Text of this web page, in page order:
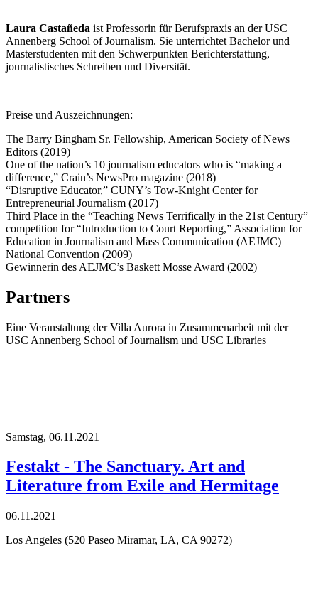
Laura Castañeda ist Professorin für Berufspraxis an der USC
Annenberg School of Journalism. Sie unterrichtet Bachelor und
Masterstudenten mit den Schwerpunkten Berichterstattung,
journalistisches Schreiben und Diversität.
Preise und Auszeichnungen:
The Barry Bingham Sr. Fellowship, American Society of News
Editors (2019)
One of the nation’s 10 journalism educators who is “making a
difference,” Crain’s NewsPro magazine (2018)
“Disruptive Educator,” CUNY’s Tow-Knight Center for
Entrepreneurial Journalism (2017)
Third Place in the “Teaching News Terrifically in the 21st Century”
competition for “Introduction to Court Reporting,” Association for
Education in Journalism and Mass Communication (AEJMC)
National Convention (2009)
Gewinnerin des AEJMC’s Baskett Mosse Award (2002)
Partners
Eine Veranstaltung der Villa Aurora in Zusammenarbeit mit der
USC Annenberg School of Journalism und USC Libraries
Samstag, 06.11.2021
Festakt - The Sanctuary. Art and
Literature from Exile and Hermitage
06.11.2021
Los Angeles (520 Paseo Miramar, LA, CA 90272)